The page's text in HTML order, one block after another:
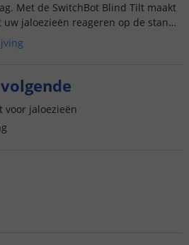
Met de SwitchBot Blind Tilt maakt
uw jaloezieën reageren op de stand
zelf uw gewenste sche...
voor jaloezieën